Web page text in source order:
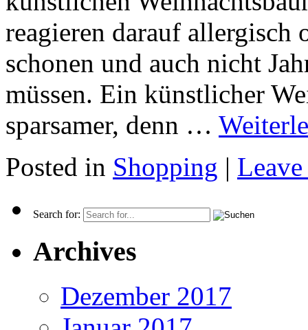
reagieren darauf allergisch
schonen und auch nicht
müssen. Ein künstlicher
sparsamer, denn …
Posted in Shopping |
Search for:
Archives
Dezember 2017